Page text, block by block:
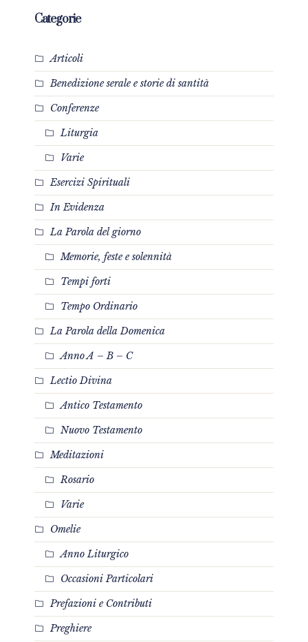
Categorie
Articoli
Benedizione serale e storie di santità
Conferenze
Liturgia
Varie
Esercizi Spirituali
In Evidenza
La Parola del giorno
Memorie, feste e solennità
Tempi forti
Tempo Ordinario
La Parola della Domenica
Anno A – B – C
Lectio Divina
Antico Testamento
Nuovo Testamento
Meditazioni
Rosario
Varie
Omelie
Anno Liturgico
Occasioni Particolari
Prefazioni e Contributi
Preghiere